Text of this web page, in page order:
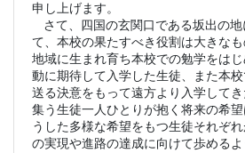
申し上げます。
さて、四国の玄関口である坂出の
て、本校の果たすべき役割は大きな
地域に生まれ育ち本校での勉学をは
動に期待して入学した生徒、また本
送る決意をもって遠方より入学して
集う生徒一人ひとりが抱く将来の希
うした多様な希望をもつ生徒それぞ
の実現や進路の達成に向けて歩める